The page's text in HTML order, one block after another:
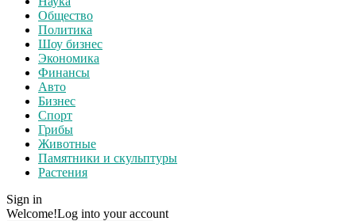
Общество
Политика
Шоу бизнес
Экономика
Финансы
Авто
Бизнес
Спорт
Грибы
Животные
Памятники и скульптуры
Растения
Sign in
Welcome!Log into your account